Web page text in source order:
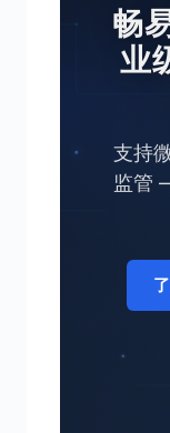
畅
业
支持
监管